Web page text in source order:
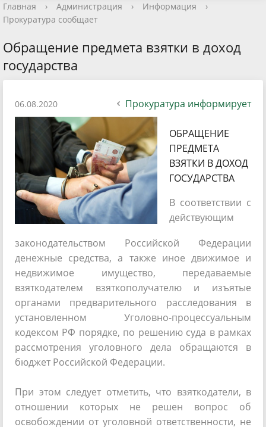
Главная › Администрация › Информация
›
Прокуратура сообщает
Обращение предмета взятки в доход
государства
06.08.2020 Прокуратура информирует
ОБРАЩЕНИЕ
ПРЕДМЕТА
ВЗЯТКИ В ДОХОД
ГОСУДАРСТВА
В соответствии с
действующим
законодательством Российской Федерации
денежные средства, а также иное движимое и
недвижимое имущество, передаваемые
взяткодателем взяткополучателю и изъятые
органами предварительного расследования в
установленном Уголовно-процессуальным
кодексом РФ порядке, по решению суда в рамках
рассмотрения уголовного дела обращаются в
бюджет Российской Федерации.
При этом следует отметить, что взяткодатели, в
отношении которых не решен вопрос об
освобождении от уголовной ответственности, не